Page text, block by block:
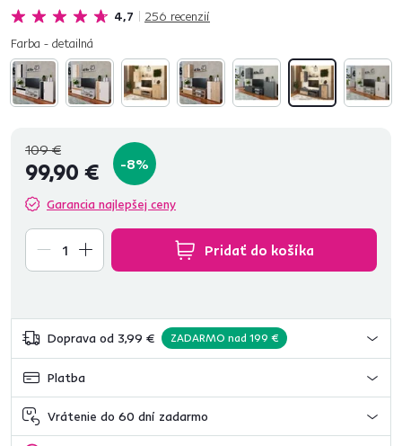
4,7 256 recenzií
relaxačnú zónu, miesto, ktoré bude dýchať pokojom a reprez...
Farba - detailná
109 €
99,90 € -8%
Garancia najlepšej ceny
Pridať do košíka
Doprava od 3,99 € ZADARMO nad 199 €
Platba
Vrátenie do 60 dní zadarmo